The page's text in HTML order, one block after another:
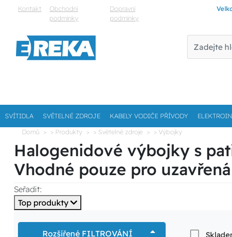
Kontakt
Obchodní
podmínky
Dopravní
podmínky
SVÍTIDLA SVĚTELNÉ ZDROJE KABELY VODIČE PŘÍVODY
Domů > Produkty > Světelné zdroje > Výbojky
Halogenidové výbojky s
Vhodné pouze pro
Seřadit:
Top produkty
Rozšířené FILTROVÁNÍ